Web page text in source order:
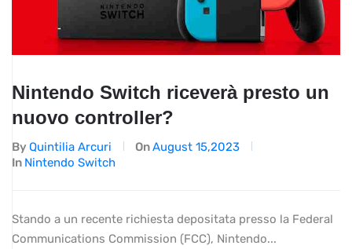
Nintendo Switch riceverà presto un
nuovo controller?
By Quintilia Arcuri OnAugust 15,2023
In Nintendo Switch
Stando a un recente richiesta depositata presso la Federal
Communications Commission (FCC), Nintendo...